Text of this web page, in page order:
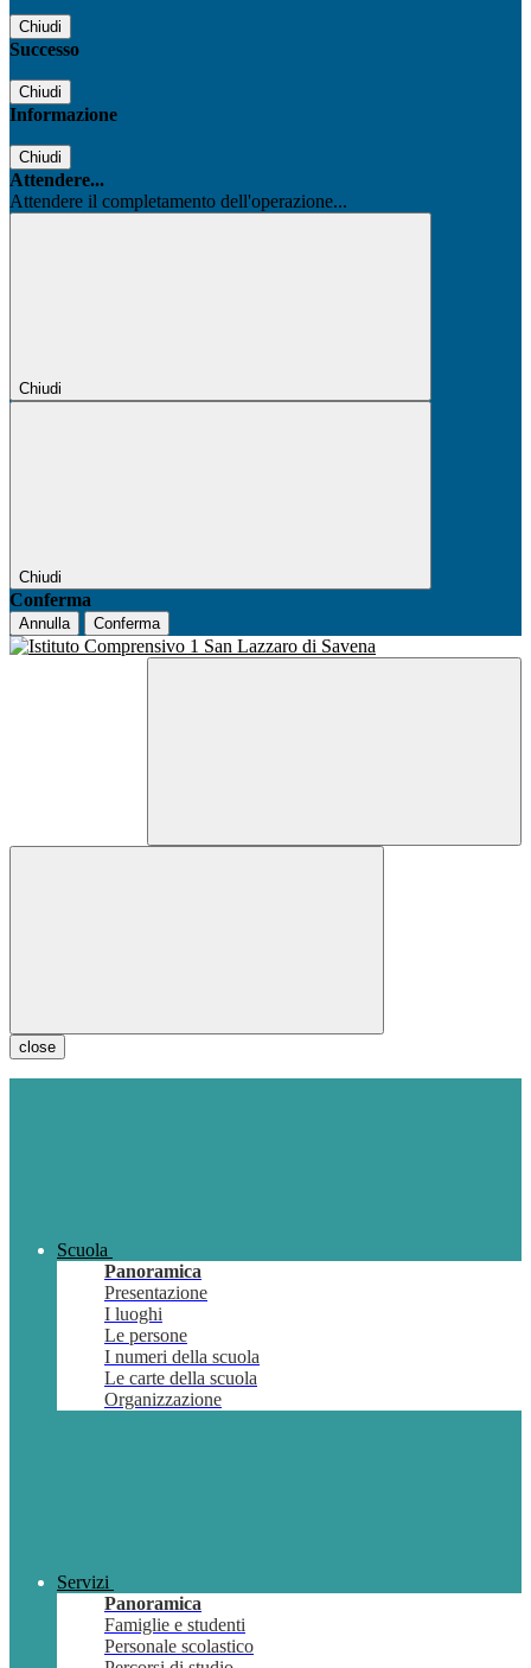
Chiudi
Successo
Chiudi
Informazione
Chiudi
Attendere...
Attendere il completamento dell'operazione...
Chiudi
Chiudi
Conferma
Annulla Conferma
close
Scuola
Panoramica
Presentazione
I luoghi
Le persone
I numeri della scuola
Le carte della scuola
Organizzazione
Servizi
Panoramica
Famiglie e studenti
Personale scolastico